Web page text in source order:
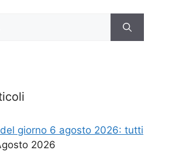
giorno 6 agosto 2026: tutti
2026